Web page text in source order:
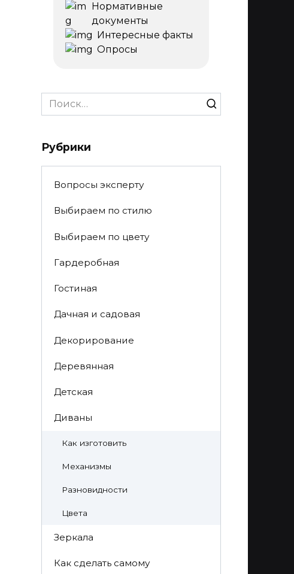
Нормативные
документы
Интересные факты
Опросы
Search
for:
Рубрики
Вопросы эксперту
Выбираем по стилю
Выбираем по цвету
Гардеробная
Гостиная
Дачная и садовая
Декорирование
Деревянная
Детская
Диваны
Как изготовить
Механизмы
Разновидности
Цвета
Зеркала
Как сделать самому